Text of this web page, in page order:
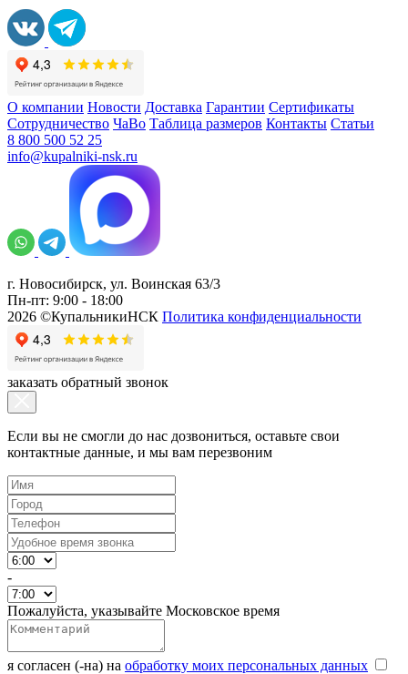
О компании Новости Доставка Гарантии Сертификаты
Сотрудничество ЧаВо Таблица размеров Контакты Статьи
8 800 500 52 25
info@kupalniki-nsk.ru
г. Новосибирск, ул. Воинская 63/3
Пн-пт: 9:00 - 18:00
2026 ©КупальникиНСК Политика конфиденциальности
заказать обратный звонок
Если вы не смогли до нас дозвониться, оставьте свои
контактные данные, и мы вам перезвоним
-
Пожалуйста, указывайте Московское время
я согласен (-на) на обработку моих персональных данных